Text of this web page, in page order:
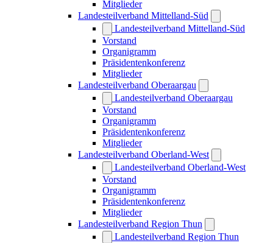
Mitglieder
Landesteilverband Mittelland-Süd
Landesteilverband Mittelland-Süd
Vorstand
Organigramm
Präsidentenkonferenz
Mitglieder
Landesteilverband Oberaargau
Landesteilverband Oberaargau
Vorstand
Organigramm
Präsidentenkonferenz
Mitglieder
Landesteilverband Oberland-West
Landesteilverband Oberland-West
Vorstand
Organigramm
Präsidentenkonferenz
Mitglieder
Landesteilverband Region Thun
Landesteilverband Region Thun